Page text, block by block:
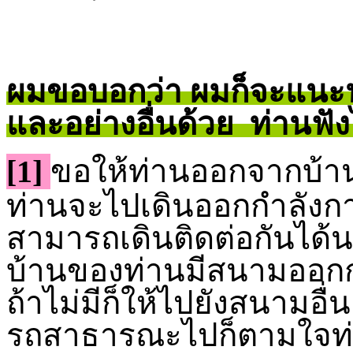
ผมขอบอกว่า ผมก็จะแน
และอย่างอื่นด้วย ท่านฟั
[1] ขอให้ท่านออกจากบ้
ท่านจะไปเดินออกกำลัง
สามารถเดินติดต่อกันได้
บ้านของท่านมีสนามออก
ถ้าไม่มีก็ให้ไปยังสนามอื่
รถสาธารณะไปก็ตามใจ